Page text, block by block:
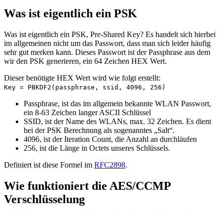
Was ist eigentlich ein PSK
Was ist eigentlich ein PSK, Pre-Shared Key? Es handelt sich hierbei
im allgemeinen nicht um das Passwort, dass man sich leider häufig
sehr gut merken kann. Dieses Passwort ist der Passphrase aus dem
wir den PSK generieren, ein 64 Zeichen HEX Wert.
Dieser benötigte HEX Wert wird wie folgt erstellt:
Key = PBKDF2(passphrase, ssid, 4096, 256)
Passphrase, ist das im allgemein bekannte WLAN Passwort,
ein 8-63 Zeichen langer ASCII Schlüssel
SSID, ist der Name des WLANs, max. 32 Zeichen. Es dient
bei der PSK Berechnung als sogenanntes „Salt“.
4096, ist der Iteration Count, die Anzahl an durchläufen
256, ist die Länge in Octets unseres Schlüssels.
Definiert ist diese Formel im RFC2898.
Wie funktioniert die AES/CCMP
Verschlüsselung